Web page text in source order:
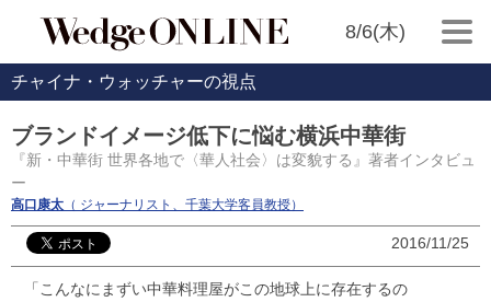
8/6(木)
チャイナ・ウォッチャーの視点
ブランドイメージ低下に悩む横浜中華街
『新・中華街 世界各地で〈華人社会〉は変貌する』著者インタビュ
ー
高口康太 （ ジャーナリスト、千葉大学客員教授）
2016/11/25
「こんなにまずい中華料理屋がこの地球上に存在するの